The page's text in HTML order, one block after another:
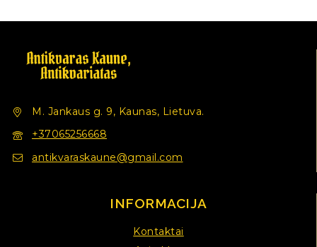
M. Jankaus g. 9, Kaunas, Lietuva.
+37065256668
antikvaraskaune@gmail.com
INFORMACIJA
Kontaktai